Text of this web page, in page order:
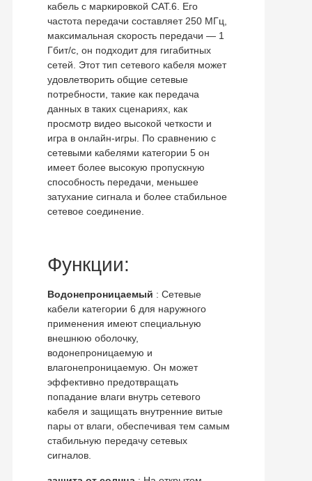
кабель с маркировкой CAT.6. Его
частота передачи составляет 250 МГц,
максимальная скорость передачи — 1
Гбит/с, он подходит для гигабитных
сетей. Этот тип сетевого кабеля может
удовлетворить общие сетевые
потребности, такие как передача
данных в таких сценариях, как
просмотр видео высокой четкости и
игра в онлайн-игры. По сравнению с
сетевыми кабелями категории 5 он
имеет более высокую пропускную
способность передачи, меньшее
затухание сигнала и более стабильное
сетевое соединение.
Функции:
Водонепроницаемый : Сетевые
кабели категории 6 для наружного
применения имеют специальную
внешнюю оболочку,
водонепроницаемую и
влагонепроницаемую. Он может
эффективно предотвращать
попадание влаги внутрь сетевого
кабеля и защищать внутренние витые
пары от влаги, обеспечивая тем самым
стабильную передачу сетевых
сигналов.